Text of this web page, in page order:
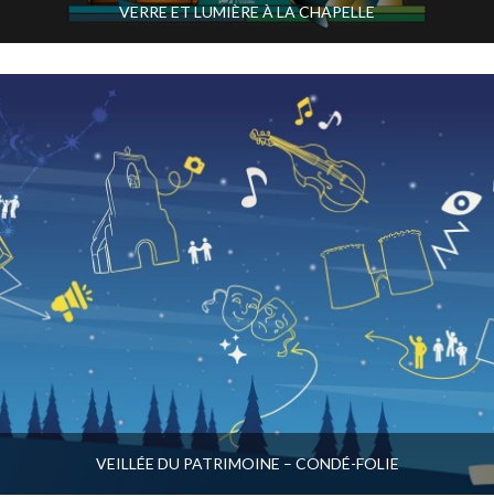
VERRE ET LUMIÈRE À LA CHAPELLE
VEILLÉE DU PATRIMOINE – CONDÉ-FOLIE